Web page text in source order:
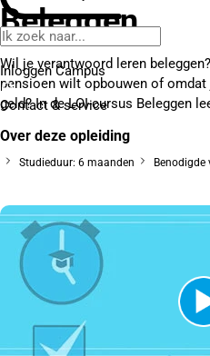
Inloggen Campus
Contact& service
Beleggen
Wil je verantwoord leren
pensioen wilt opbouwen of
geld? In de LOI-cursus Beleggen
Over deze opleiding
Studieduur: 6 maanden Benodigde